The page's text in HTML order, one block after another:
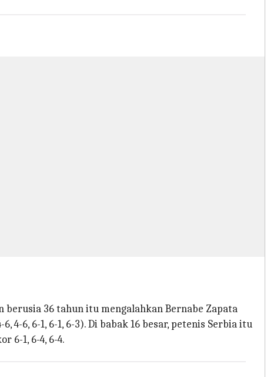
berusia 36 tahun itu mengalahkan Bernabe Zapata
6, 6-1, 6-1, 6-3). Di babak 16 besar, petenis Serbia itu
6-1, 6-4, 6-4.